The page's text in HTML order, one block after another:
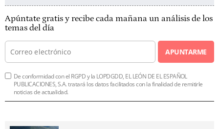
Apúntate gratis y recibe cada mañana un análisis de los
temas del día
APUNTARME
De conformidad con el RGPD y la LOPDGDD, EL LEÓN DE EL ESPAÑOL
PUBLICACIONES, S.A. tratará los datos facilitados con la finalidad de remitirle
noticias de actualidad.